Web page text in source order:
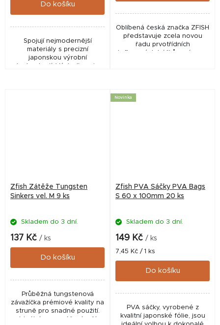
Do košíku
Spojují nejmodernější
materiály s precizní
japonskou výrobní
Oblíbená česká značka ZFISH
představuje zcela novou
řadu prvotřídních
Zfish Zátěže Tungsten
Sinkers vel. M 9 ks
Skladem do 3 dní.
137 Kč / ks
Do košíku
Průběžná tungstenová
závažíčka prémiové kvality na
struně pro snadné použití.
Ideální pro vyvážení vaší
Novinka
Zfish PVA Sáčky PVA Bags
S 60 x 100mm 20 ks
Skladem do 3 dní.
149 Kč / ks
Měrná
cena:
7,45 Kč / 1 ks
Do košíku
PVA sáčky, vyrobené z
kvalitní japonské fólie, jsou